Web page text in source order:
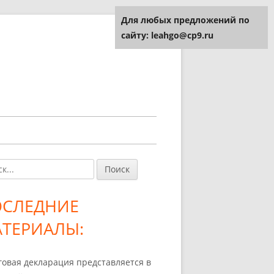
декларация представляется в
Для любых предложений по
сайту: leahgo@cp9.ru